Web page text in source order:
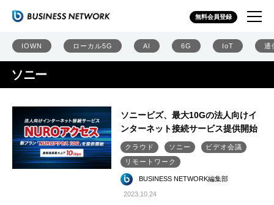
無料会員登録
IOWN ローカル5G AI 6G IoT 通
ソニー
ソニービズ、最大10Gの法人向けイ
ンターネット接続サービス提供開始
クラウド ソニー
ビデオ会議
リモートワーク
BUSINESS NETWORK編集部
2023.10.24